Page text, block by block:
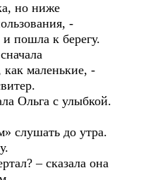
но ниже
-
пошла к берегу.
как маленькие, -
Ольга с улыбкой.
слушать до утра.
– сказала она